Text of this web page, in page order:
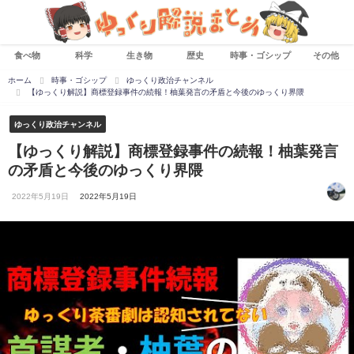
食べ物 科学 生き物 歴史 時事・ゴシップ その他
ホーム 時事・ゴシップ
ゆっくり政治チャンネル
【ゆっくり解説】商標登録事件の続報！柚葉発言の矛盾と今後のゆっくり界隈
ゆっくり政治チャンネル
【ゆっくり解説】商標登録事件の続報！柚葉発言
の矛盾と今後のゆっくり界隈
2022年5月19日 2022年5月19日